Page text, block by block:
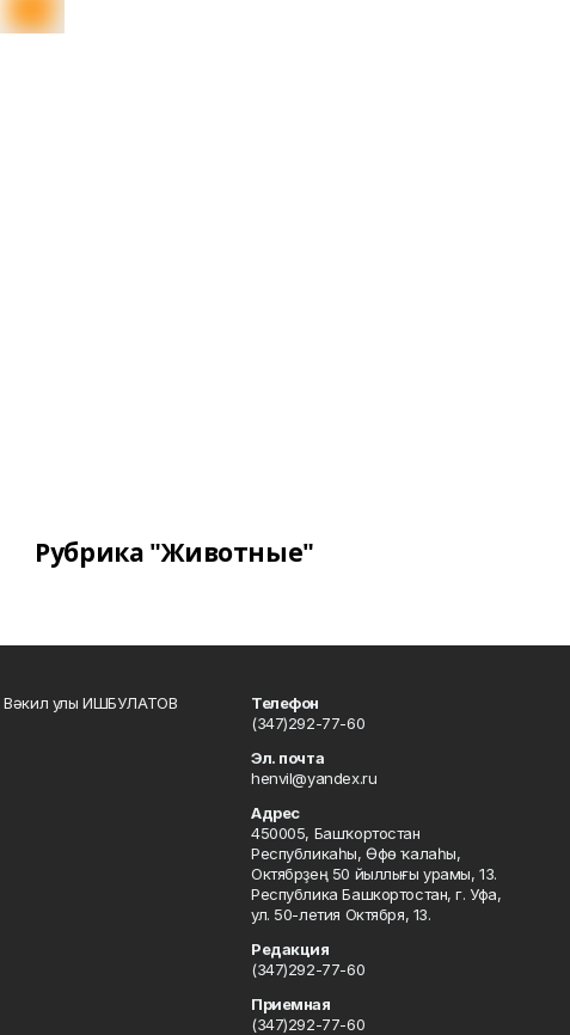
Рубрика "Животные"
Вәкил улы ИШБУЛАТОВ
Телефон
(347)292-77-60
Эл. почта
henvil@yandex.ru
Адрес
450005, Башҡортостан
Республикаһы, Өфө ҡалаһы,
Октябрҙең 50 йыллығы урамы, 13.
Республика Башкортостан, г. Уфа,
ул. 50-летия Октября, 13.
Редакция
(347)292-77-60
Приемная
(347)292-77-60